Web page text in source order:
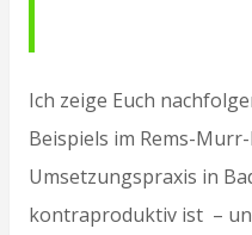
Ich zeige Euch
Beispiels im Rems-
Umsetzungspraxis in
kontraproduktiv ist –